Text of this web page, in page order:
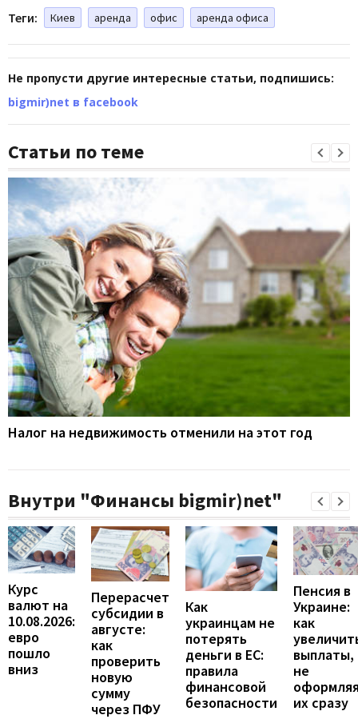
Теги: Киев аренда офис аренда офиса
Не пропусти другие интересные статьи, подпишись:
bigmir)net в facebook
Статьи по теме
Налог на недвижимость отменили на этот год
Внутри "Финансы bigmir)net"
Курс
валют на
10.08.2026:
евро
пошло
вниз
Перерасчет
субсидии в
августе:
как
проверить
новую
сумму
через ПФУ
Как
украинцам не
потерять
деньги в ЕС:
правила
финансовой
безопасности
Пенсия в
Украине:
как
выплаты,
не
их сразу